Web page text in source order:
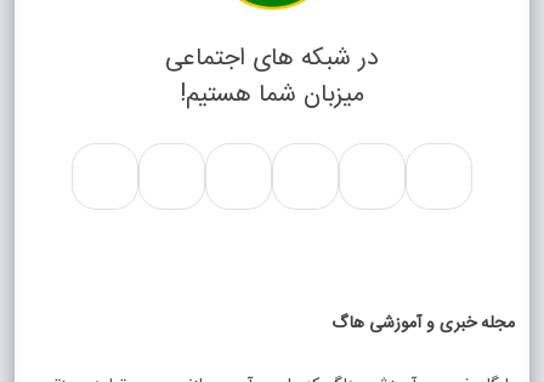
در شبکه های اجتماعی
میزبان شما هستیم!
مجله خبری و آموزشی هاگ